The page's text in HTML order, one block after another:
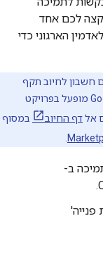
לכם אחד
חשבון לחיוב תקף
ושלפחות ממשק API אחד של Google Maps Platform מופעל בפרויקט
אלדף החיוב
במסוף
ב-